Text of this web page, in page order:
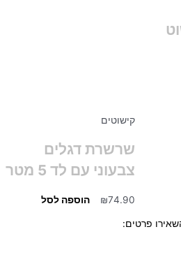
קישוטים
שרשרת דגלים
צבעוני עם לד 5 מטר
₪74.90 הוספה לסל
פרטים: